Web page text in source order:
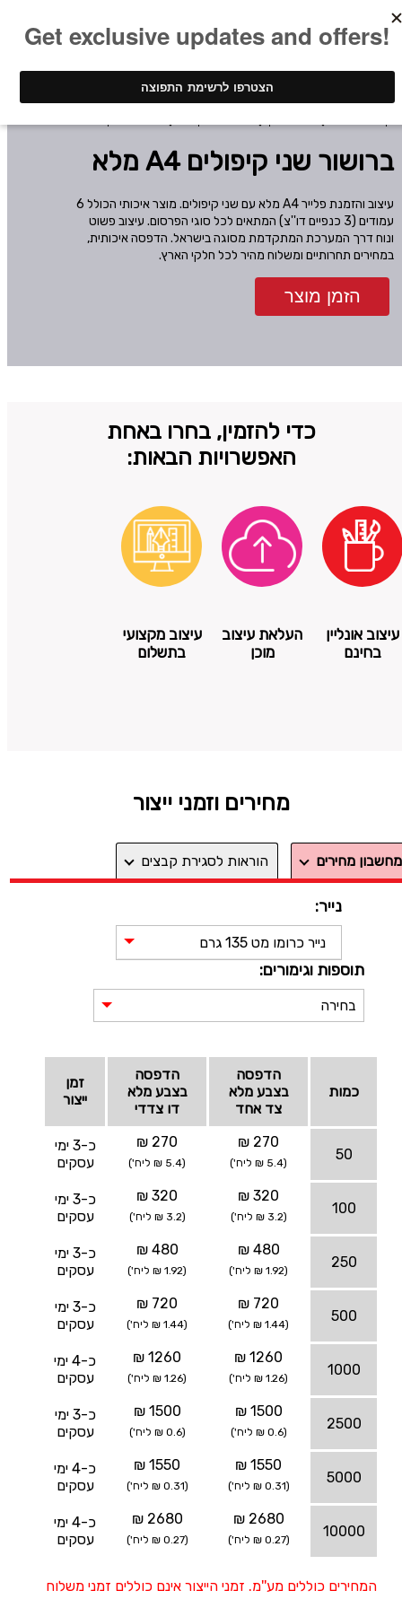
ברושור שני קיפולים A4 מלא
עיצוב והזמנת פלייר A4 מלא עם שני קיפולים. מוצר איכותי הכולל 6
עמודים (3 כנפיים דו''צ) המתאים לכל סוגי הפרסום. עיצוב פשוט
ונוח דרך המערכת המתקדמת מסוגה בישראל. הדפסה איכותית,
במחירים תחרותיים ומשלוח מהיר לכל חלקי הארץ.
הזמן מוצר
כדי להזמין, בחרו באחת
האפשרויות הבאות:
עיצוב אונליין
בחינם
העלאת עיצוב
מוכן
עיצוב מקצועי
בתשלום
מחירים וזמני ייצור
מחשבון מחירים הוראות לסגירת קבצים
נייר:
נייר כרומו מט 135 גרם
תוספות וגימורים:
בחירה
כמות
הדפסה
בצבע מלא
צד אחד
הדפסה
בצבע מלא
דו צדדי
זמן
ייצור
50
270 ₪
(5.4 ₪ ליח')
270 ₪
(5.4 ₪ ליח')
כ-3 ימי
עסקים
100
320 ₪
(3.2 ₪ ליח')
320 ₪
(3.2 ₪ ליח')
כ-3 ימי
עסקים
250
480 ₪
(1.92 ₪ ליח')
480 ₪
(1.92 ₪ ליח')
כ-3 ימי
עסקים
500
720 ₪
(1.44 ₪ ליח')
720 ₪
(1.44 ₪ ליח')
כ-3 ימי
עסקים
1000
1260 ₪
(1.26 ₪ ליח')
1260 ₪
(1.26 ₪ ליח')
כ-4 ימי
עסקים
2500
1500 ₪
(0.6 ₪ ליח')
1500 ₪
(0.6 ₪ ליח')
כ-3 ימי
עסקים
5000
1550 ₪
(0.31 ₪ ליח')
1550 ₪
(0.31 ₪ ליח')
כ-4 ימי
עסקים
10000
2680 ₪
(0.27 ₪ ליח')
2680 ₪
(0.27 ₪ ליח')
כ-4 ימי
עסקים
המחירים כוללים מע''מ. זמני הייצור אינם כוללים זמני משלוח